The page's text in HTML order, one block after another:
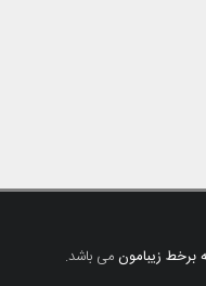
برخط زیبامونمی باشد.